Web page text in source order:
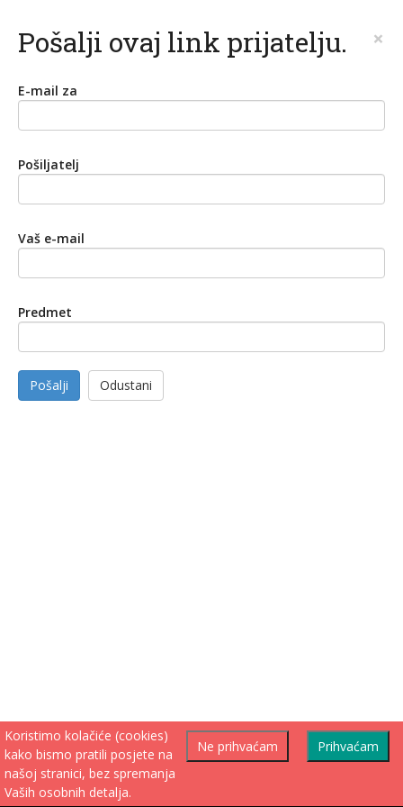
Pošalji ovaj link prijatelju. ×
E-mail za
Pošiljatelj
Vaš e-mail
Predmet
Pošalji Odustani
Prihvaćam
Ne prihvaćam
Koristimo kolačiće (cookies)
kako bismo pratili posjete na
našoj stranici, bez spremanja
Vaših osobnih detalja.